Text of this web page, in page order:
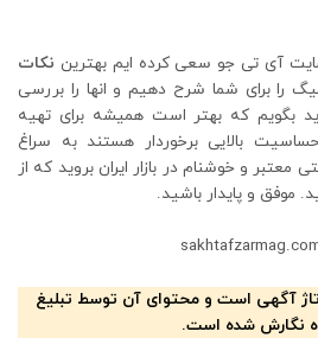
آی تی جو سعی کرده ایم بهترین نکات
64 گیگ را برای شما شرح دهیم و انها را بررسی
بگویم که بهتر است همیشه برای تهیه
بالایی برخوردار هستند به سراغ
معتبر و خوشنام در بازار ایران بروید که از
موفق و پایدار باشید.
آگهی است و محتوای آن توسط تبلیغ
نگارش شده است.